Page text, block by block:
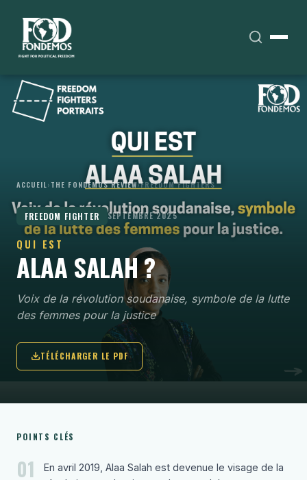
ACCUEIL› THE FONDEMOS REVIEW›FREEDOM FIGHTERS
FREEDOM FIGHTER SEPTEMBRE 2025
QUI EST
ALAA SALAH ?
Voix de la révolution soudanaise, symbole de la lutte
des femmes pour la justice
TÉLÉCHARGER LE PDF
POINTS CLÉS
01
En avril 2019, Alaa Salah est devenue le visage de la